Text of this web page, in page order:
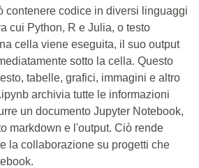
contenere codice in diversi linguaggi
cui Python, R e Julia, o testo
cella viene eseguita, il suo output
sotto la cella. Questo
tabelle, grafici, immagini e altro
archivia tutte le informazioni
un documento Jupyter Notebook,
markdown e l'output. Ciò rende
la collaborazione su progetti che